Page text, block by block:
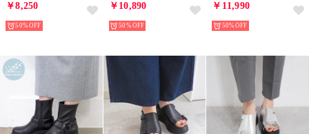
￥8,250
50%
￥10,890
50%
￥11,990
50%